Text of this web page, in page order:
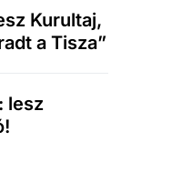
Kurultaj,
a Tisza”
lesz